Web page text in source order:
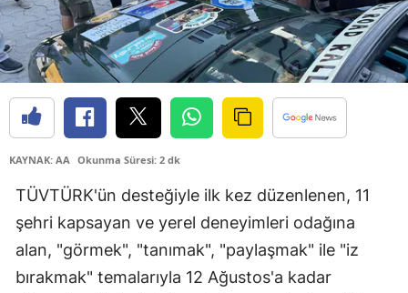
Tekirdağ
Tokat
Trabzon
Tunceli
Uşak
Yozgat
KAYNAK: AA Okunma Süresi: 2 dk
TÜVTÜRK'ün desteğiyle ilk kez düzenlenen, 11
şehri kapsayan ve yerel deneyimleri odağına
alan, "görmek", "tanımak", "paylaşmak" ile "iz
bırakmak" temalarıyla 12 Ağustos'a kadar